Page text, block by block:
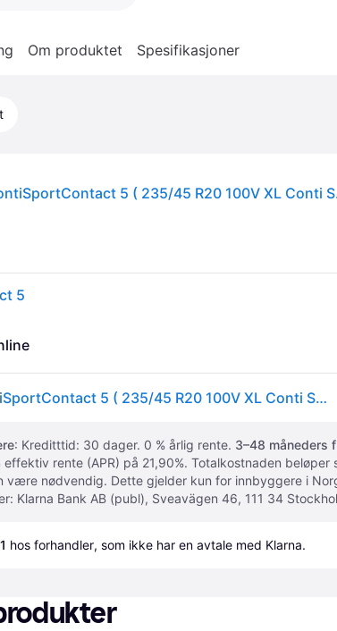
Om produktet Spesifikasjoner
5
Continental ContiSportContact 5 ( 235/45 R20 100V XL Conti Seal, SUV, med felgkant )
: Kreditttid: 30 dager. 0 % årlig rente. 3–48 måneders
effektiv rente (APR) på 21,90%. Totalkostnaden
være nødvendig. Dette gjelder kun for innbyggere i
Klarna Bank AB (publ), Sveavägen 46, 111 34
1 hos forhandler, som ikke har en avtale med Klarna.